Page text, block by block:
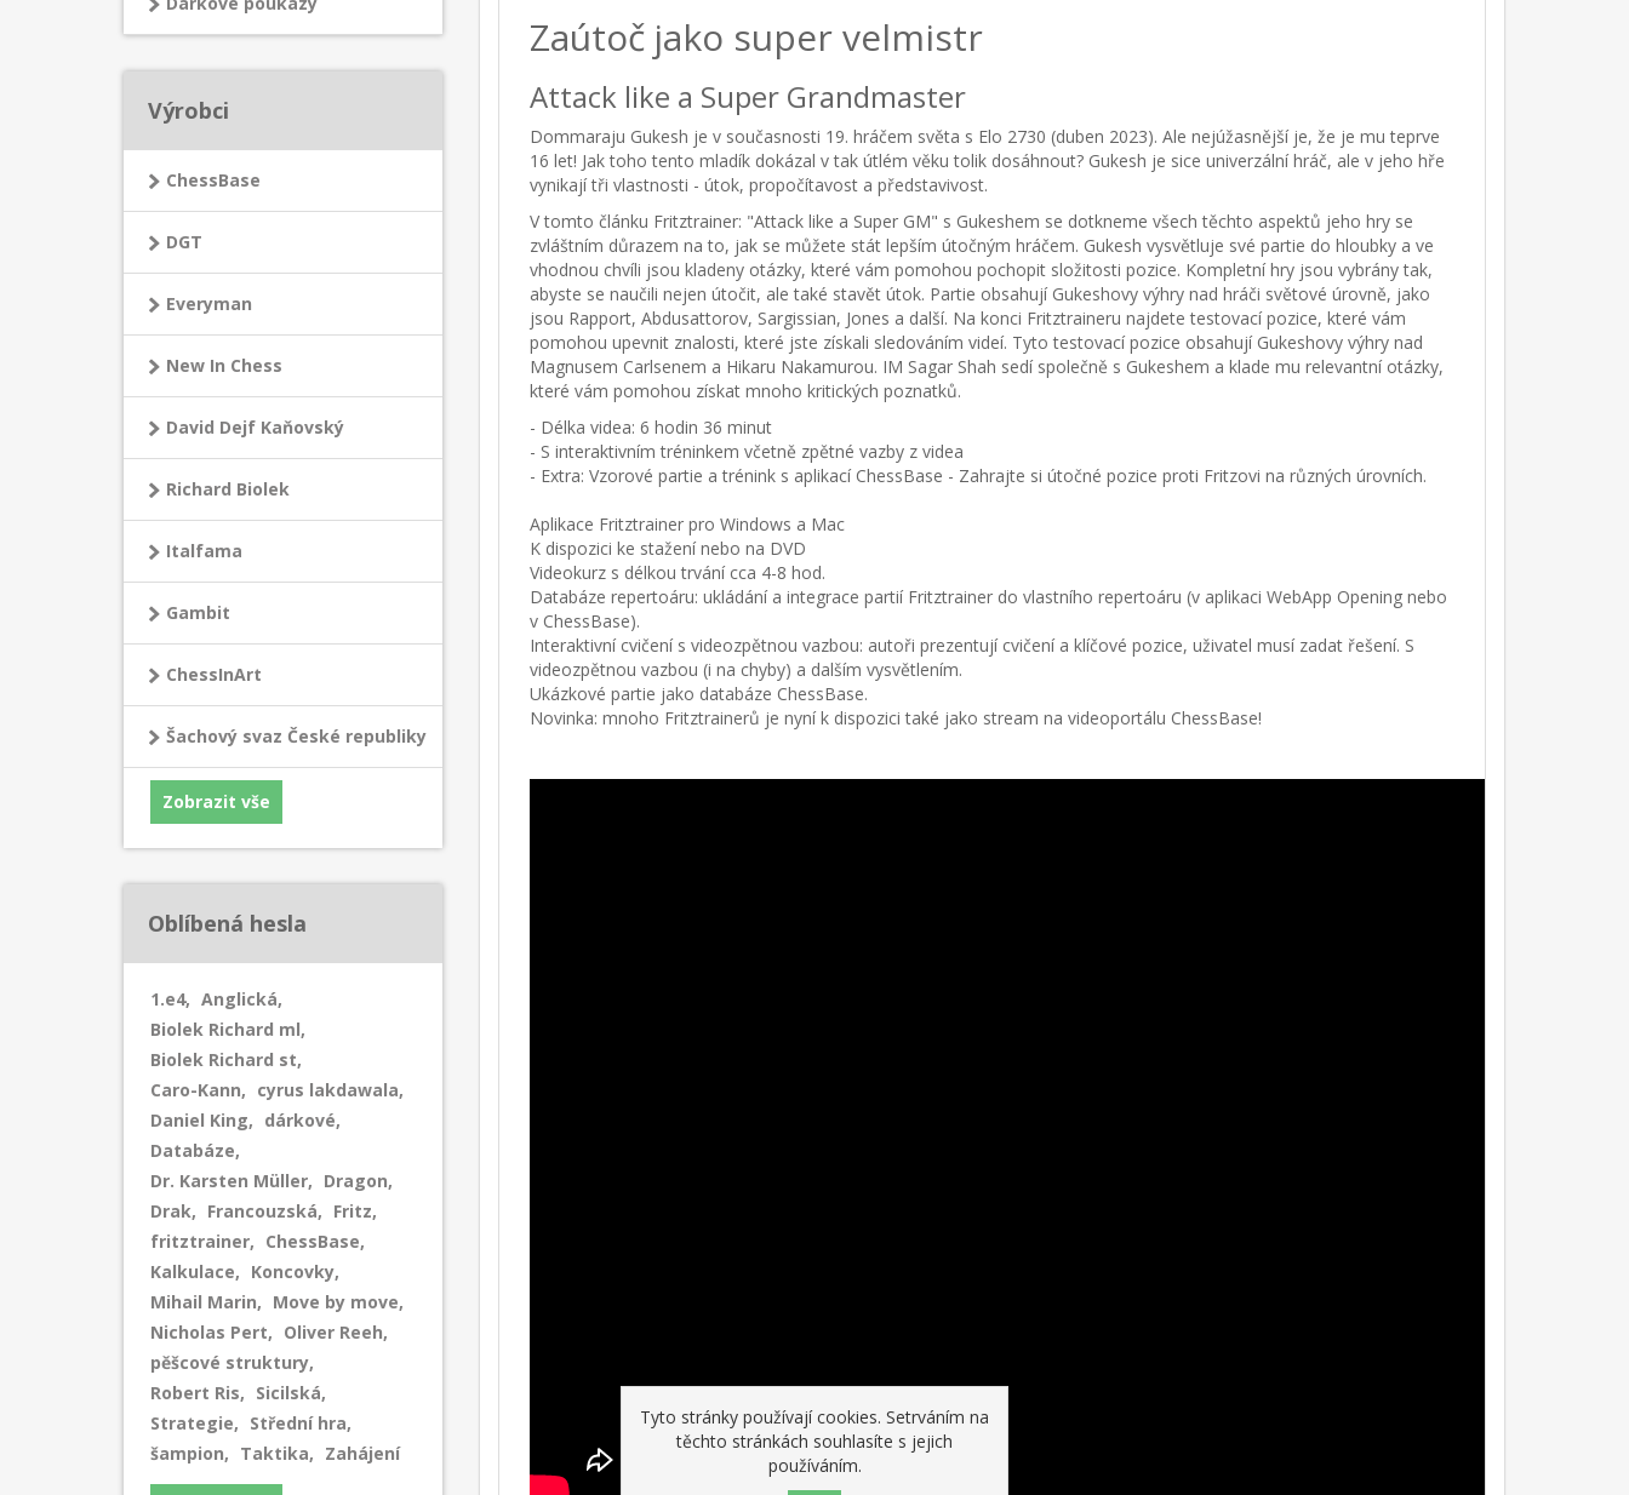
Zaútoč jako super velmistr
Attack like a Super Grandmaster
Dommaraju Gukesh je v současnosti 19. hráčem světa s Elo 2730 (duben 2023). Ale nejúžasnější je, že je mu teprve
16 let! Jak toho tento mladík dokázal v tak útlém věku tolik dosáhnout? Gukesh je sice univerzální hráč, ale v jeho hře
vynikají tři vlastnosti - útok, propočítavost a představivost.
V tomto článku Fritztrainer: "Attack like a Super GM" s Gukeshem se dotkneme všech těchto aspektů jeho hry se
zvláštním důrazem na to, jak se můžete stát lepším útočným hráčem. Gukesh vysvětluje své partie do hloubky a ve
vhodnou chvíli jsou kladeny otázky, které vám pomohou pochopit složitosti pozice. Kompletní hry jsou vybrány tak,
abyste se naučili nejen útočit, ale také stavět útok. Partie obsahují Gukeshovy výhry nad hráči světové úrovně, jako
jsou Rapport, Abdusattorov, Sargissian, Jones a další. Na konci Fritztraineru najdete testovací pozice, které vám
pomohou upevnit znalosti, které jste získali sledováním videí. Tyto testovací pozice obsahují Gukeshovy výhry nad
Magnusem Carlsenem a Hikaru Nakamurou. IM Sagar Shah sedí společně s Gukeshem a klade mu relevantní otázky,
které vám pomohou získat mnoho kritických poznatků.
- Délka videa: 6 hodin 36 minut
- S interaktivním tréninkem včetně zpětné vazby z videa
- Extra: Vzorové partie a trénink s aplikací ChessBase - Zahrajte si útočné pozice proti Fritzovi na různých úrovních.
Aplikace Fritztrainer pro Windows a Mac
K dispozici ke stažení nebo na DVD
Videokurz s délkou trvání cca 4-8 hod.
Databáze repertoáru: ukládání a integrace partií Fritztrainer do vlastního repertoáru (v aplikaci WebApp Opening nebo
v ChessBase).
Interaktivní cvičení s videozpětnou vazbou: autoři prezentují cvičení a klíčové pozice, uživatel musí zadat řešení. S
videozpětnou vazbou (i na chyby) a dalším vysvětlením.
Ukázkové partie jako databáze ChessBase.
Novinka: mnoho Fritztrainerů je nyní k dispozici také jako stream na videoportálu ChessBase!
Výrobci
ChessBase
DGT
Everyman
New In Chess
David Dejf Kaňovský
Richard Biolek
Italfama
Gambit
ChessInArt
Šachový svaz České republiky
Zobrazit vše
Oblíbená hesla
1.e4, Anglická,
Biolek Richard ml,
Biolek Richard st,
Caro-Kann, cyrus lakdawala,
Daniel King, dárkové,
Databáze,
Dr. Karsten Müller, Dragon,
Drak, Francouzská, Fritz,
fritztrainer, ChessBase,
Kalkulace, Koncovky,
Mihail Marin, Move by move,
Nicholas Pert, Oliver Reeh,
pěšcové struktury,
Robert Ris, Sicilská,
Strategie, Střední hra,
šampion, Taktika, Zahájení
Tyto stránky používají cookies. Setrváním na
těchto stránkách souhlasíte s jejich
používáním.